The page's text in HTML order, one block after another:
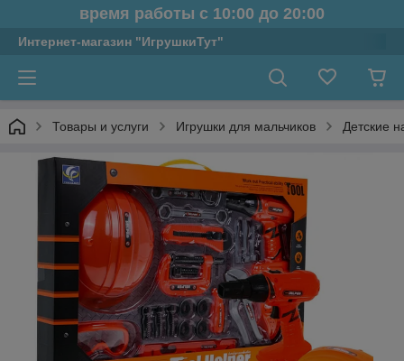
время работы с 10:00 до 20:00
Интернет-магазин "ИгрушкиТут"
Товары и услуги Игрушки для мальчиков Детские